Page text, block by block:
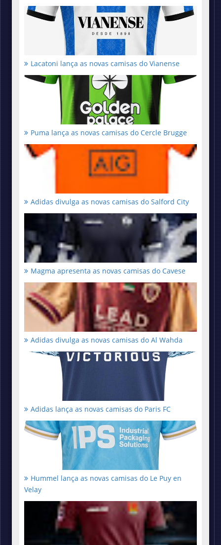
Lacatoni lança as novas camisas do Vianense
Puma lança as novas camisas do Cercle Brugge
Adidas divulga as novas camisas do Salford City
Magma apresenta as novas camisas do Cavese
Adidas divulga as novas camisas do Al Wahda
Adidas lança as novas camisas do Paris FC
Hummel lança as novas camisas do Le Puy en
Velay